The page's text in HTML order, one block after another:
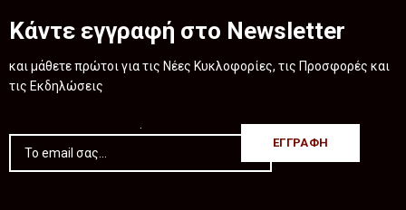
Κάντε εγγραφή στο Newsletter
και μάθετε πρώτοι για τις Νέες Κυκλοφορίες, τις Προσφορές και
τις Εκδηλώσεις